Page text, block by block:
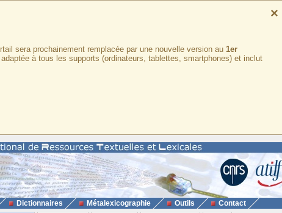
×
sera prochainement remplacée par une nouvelle version au 1er
à tous les supports (ordinateurs, tablettes, smartphones) et inclut
Dictionnaires Métalexicographie Outils Contact